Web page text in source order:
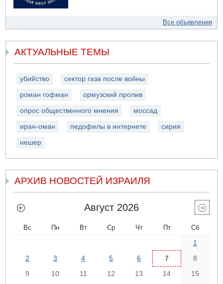
Все объявления
АКТУАЛЬНЫЕ ТЕМЫ
убийство сектор газа после войны
роман гофман ормузский пролив
опрос общественного мнения моссад
иран-оман педофилы в интернете сирия
нешер
АРХИВ НОВОСТЕЙ ИЗРАИЛЯ
Август 2026
Вс Пн Вт Ср Чт Пт Сб
1
2
3 4 5 6 7
8
9
10 11 12 13 14
15